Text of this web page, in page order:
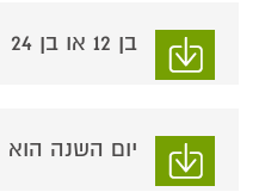
בן 12 או בן 24
יום השנה